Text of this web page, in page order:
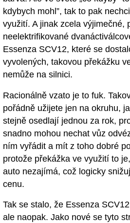
kdybych mohl”, tak to pak
využití. A jinak zcela výjimečné,
neelektrifikované
Essenza SCV12, které se
vyvolených, takovou překážku
nemůže na silnici.
Racionálně vzato je to fuk.
pořádně užijete jen na okruhu,
stejně osedlají jednou za rok,
snadno mohou nechat vůz
ním vyřádit a mít z toho dobré
protože překážka ve využití to
auto nezajímá, což logicky
cenu.
Tak se stalo, že Essenza
ale naopak. Jako nové se tyto